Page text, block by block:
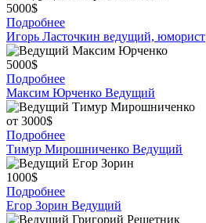
5000$
Подробнее
Игорь Ласточкин ведущий, юморист
5000$
Подробнее
Максим Юрченко Ведущий
от 3000$
Подробнее
Тимур Мирошниченко Ведущий
1000$
Подробнее
Егор Зорин Ведущий